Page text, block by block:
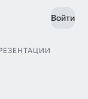
Войти